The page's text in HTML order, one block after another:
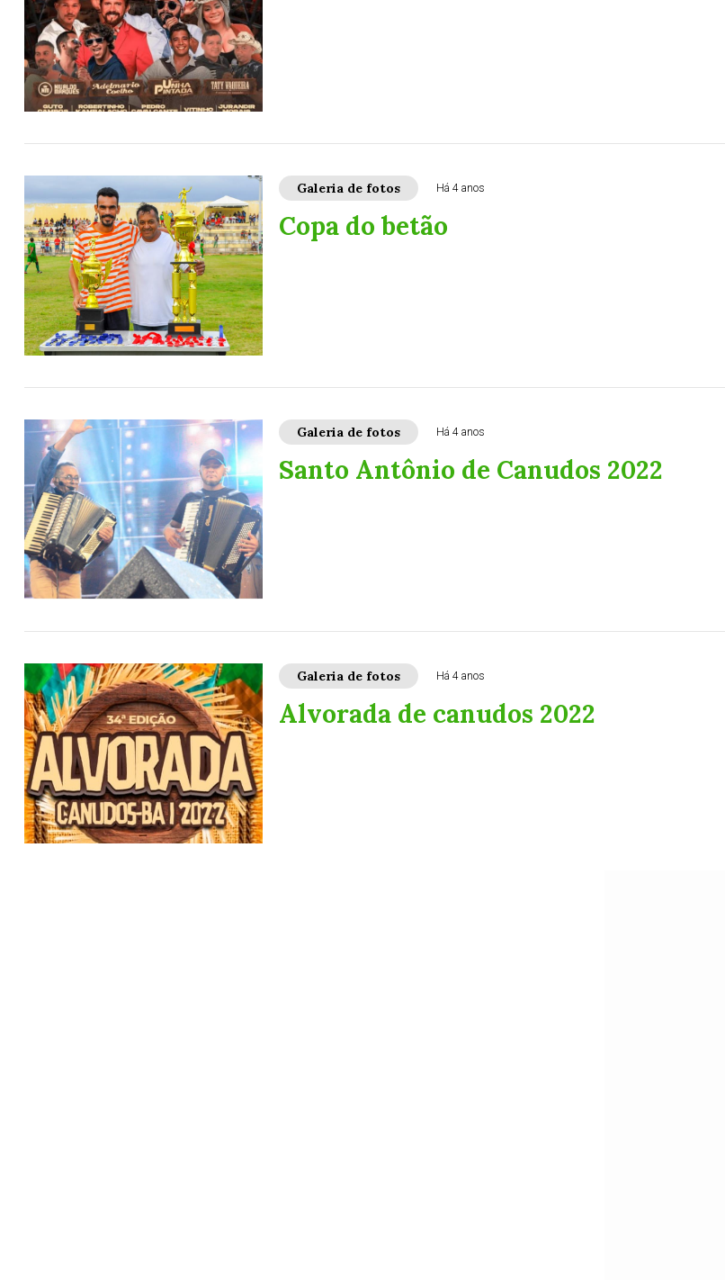
Galeria de fotos Há 4 anos
Copa do betão
Galeria de fotos Há 4 anos
Santo Antônio de Canudos 2022
Galeria de fotos Há 4 anos
Alvorada de canudos 2022